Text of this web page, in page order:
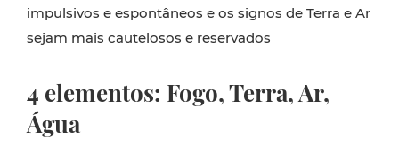
impulsivos e espontâneos e os signos de Terra e Ar
sejam mais cautelosos e reservados
4 elementos: Fogo, Terra, Ar,
Água